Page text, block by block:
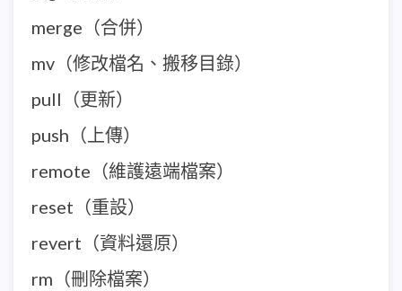
merge（合併）
mv（修改檔名、搬移目錄）
pull（更新）
push（上傳）
remote（維護遠端檔案）
reset（重設）
revert（資料還原）
rm（刪除檔案）